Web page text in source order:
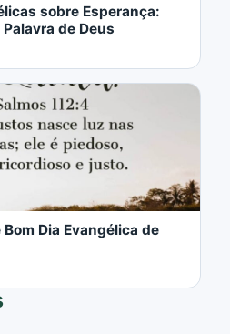
sobre Esperança:
de Deus
Dia Evangélica de